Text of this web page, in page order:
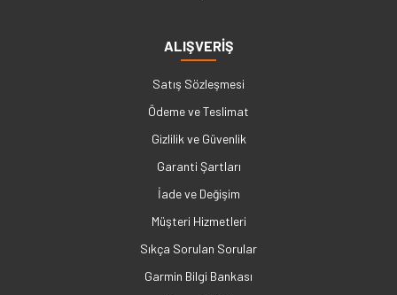
ALIŞVERİŞ
Satış Sözleşmesi
Ödeme ve Teslimat
Gizlilik ve Güvenlik
Garanti Şartları
İade ve Değişim
Müşteri Hizmetleri
Sıkça Sorulan Sorular
Garmin Bilgi Bankası